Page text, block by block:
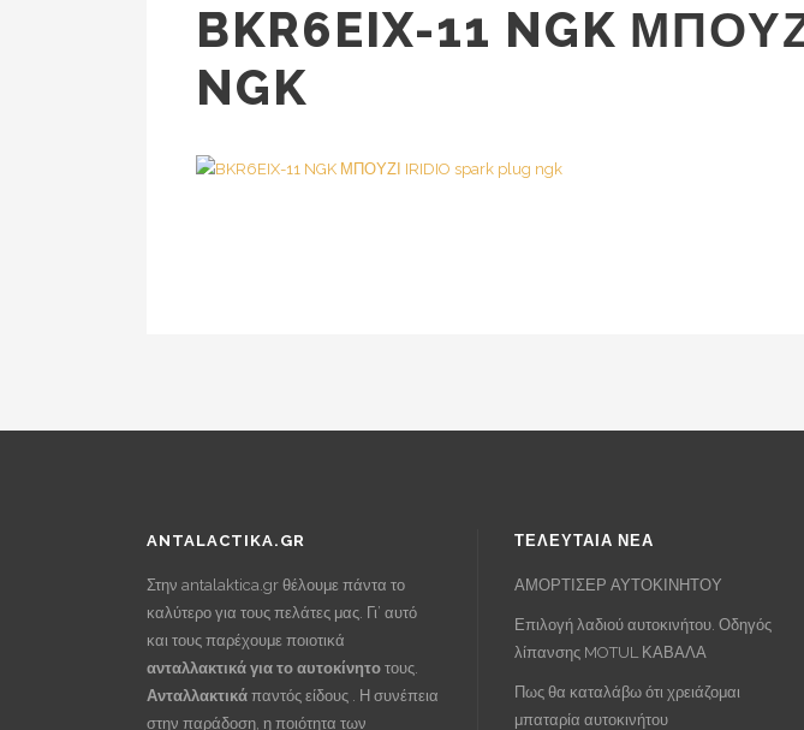
BKR6EIX-11 NGK
NGK
ANTALACTIKA.GR
Στην antalaktica.gr θέλουμε πάντα το
καλύτερο για τους πελάτες μας. Γι’ αυτό
και τους παρέχουμε ποιοτικά
ανταλλακτικά για το αυτοκίνητο τους.
Ανταλλακτικά παντός είδους . Η συνέπεια
στην παράδοση, η ποιότητα των
ΤΕΛΕΥΤΑΙΑ ΝΕΑ
ΑΜΟΡΤΙΣΕΡ ΑΥΤΟΚΙΝΗΤΟΥ
Επιλογή λαδιού αυτοκινήτου. Οδηγός
λίπανσης MOTUL ΚΑΒΑΛΑ
Πως θα καταλάβω ότι χρειάζομαι
μπαταρία αυτοκινήτου